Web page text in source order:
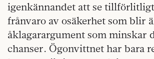
igenkännandet att se
frånvaro av osäkerhet som blir
åklagarargument som minskar
chanser. Ögonvittnet har bara